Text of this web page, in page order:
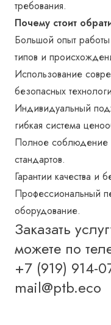
требования.
Почему стоит
Большой опыт
типов и
Использование
безопасных
Индивидуальный
гибкая система
Полное соблюдение
стандартов.
Гарантии качества и
Профессиональный
оборудование.
Заказать
можете по
+7 (919) 914-
mail@ptb.eco